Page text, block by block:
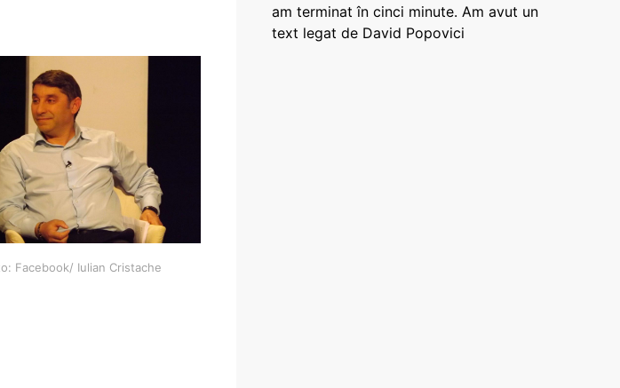
Facebook/ Iulian Cristache
am terminat în cinci minute. Am avut un
text legat de David Popovici